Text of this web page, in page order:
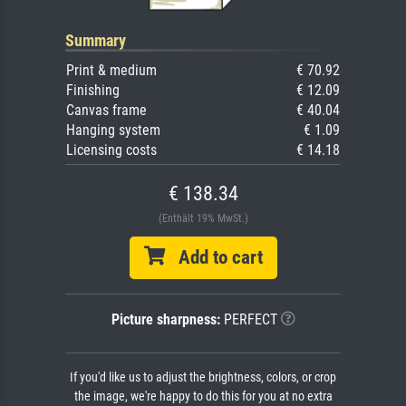
Summary
Print & medium
€ 70.92
Finishing
€ 12.09
Canvas frame
€ 40.04
Hanging system
€ 1.09
Licensing costs
€ 14.18
€ 138.34
(Enthält 19% MwSt.)
Add to cart
Picture sharpness:PERFECT
If you'd like us to adjust the brightness, colors, or crop
the image, we're happy to do this for you at no extra